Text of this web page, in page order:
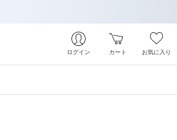
ログイン カート お気に入り